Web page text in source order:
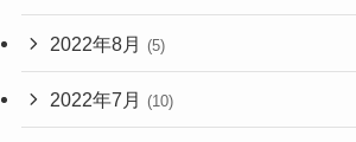
2022年8月 (5)
2022年7月 (10)